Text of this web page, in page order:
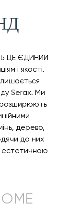
ЦЕ ЄДИНИЙ
і якості.
Serax. Ми
розширюють
дерево,
до них
естетичною